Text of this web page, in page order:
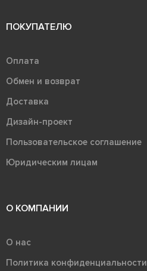
ПОКУПАТЕЛЮ
Оплата
Обмен и возврат
Доставка
Дизайн-проект
Пользовательское соглашение
Юридическим лицам
О КОМПАНИИ
О нас
Политика конфиденциальности